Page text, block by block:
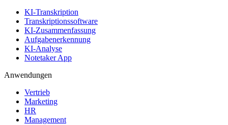
KI-Transkription
Transkriptionssoftware
KI-Zusammenfassung
Aufgabenerkennung
KI-Analyse
Notetaker App
Anwendungen
Vertrieb
Marketing
HR
Management